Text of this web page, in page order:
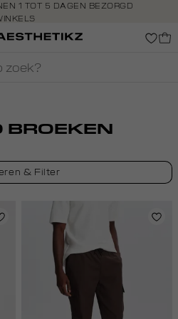
1 TOT 5 DAGEN BEZORGD
DAGEN IN DE WINKEL
RIVERTY, APPLE PAY &
BROEKEN
& Filter